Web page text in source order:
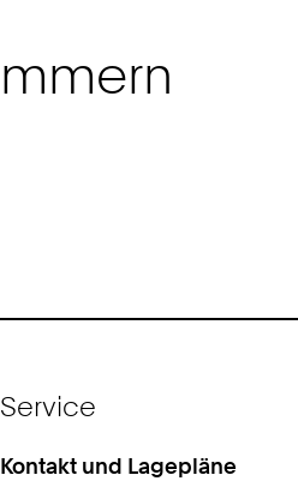
Service
Kontakt und Lagepläne